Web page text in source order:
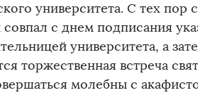
университета. С тех пор
с днем подписания
университета, а
торжественная встреча
молебны с